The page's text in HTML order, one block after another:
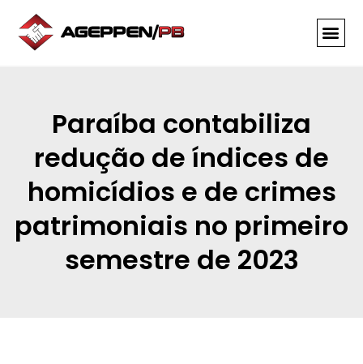
Paraíba contabiliza
redução de índices de
homicídios e de crimes
patrimoniais no primeiro
semestre de 2023